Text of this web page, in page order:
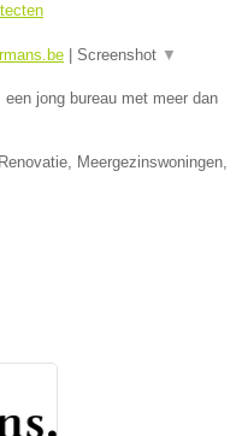
Screenshot ▼
jong bureau met meer dan
Meergezinswoningen,